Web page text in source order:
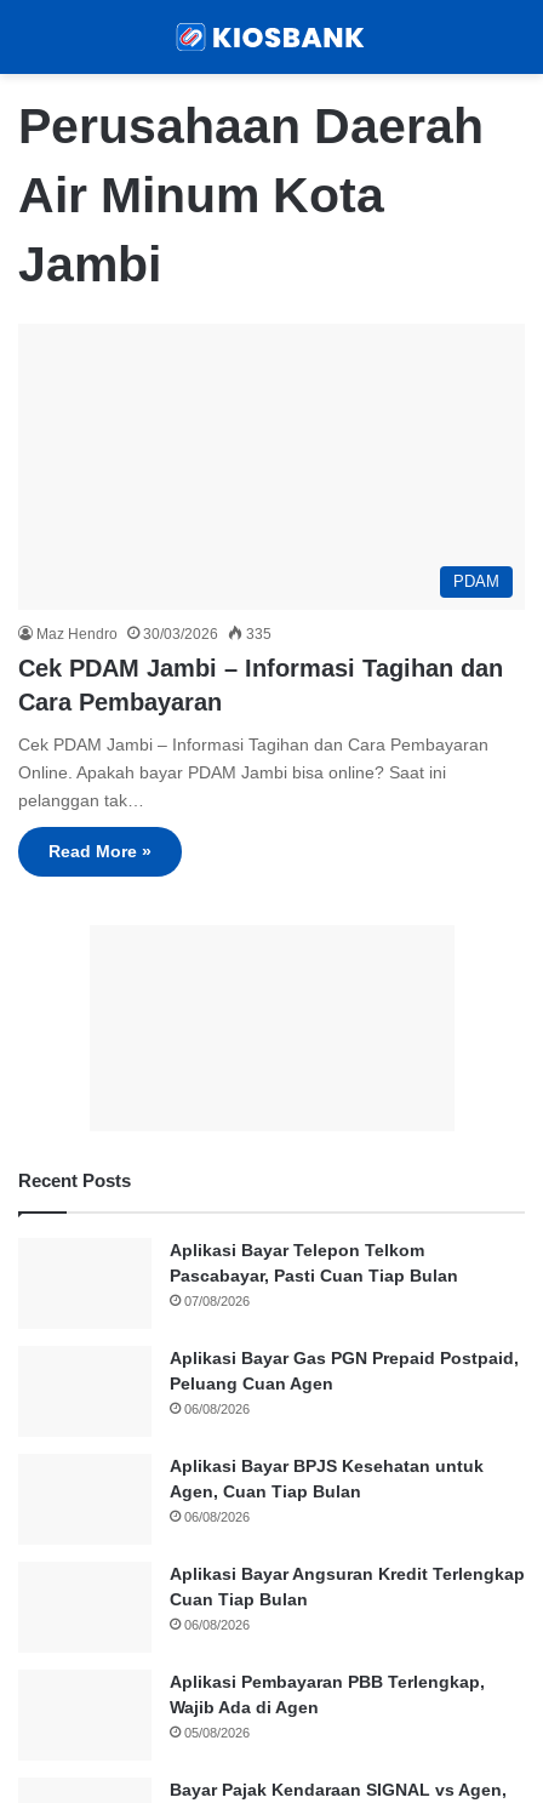
Perusahaan Daerah
Air Minum Kota
Jambi
PDAM
Maz Hendro 30/03/2026 335
Cek PDAM Jambi – Informasi Tagihan dan
Cara Pembayaran
Cek PDAM Jambi – Informasi Tagihan dan Cara Pembayaran
Online. Apakah bayar PDAM Jambi bisa online? Saat ini
pelanggan tak…
Read More »
Recent Posts
Aplikasi Bayar Telepon Telkom
Pascabayar, Pasti Cuan Tiap Bulan
07/08/2026
Aplikasi Bayar Gas PGN Prepaid Postpaid,
Peluang Cuan Agen
06/08/2026
Aplikasi Bayar BPJS Kesehatan untuk
Agen, Cuan Tiap Bulan
06/08/2026
Aplikasi Bayar Angsuran Kredit Terlengkap
Cuan Tiap Bulan
06/08/2026
Aplikasi Pembayaran PBB Terlengkap,
Wajib Ada di Agen
05/08/2026
Bayar Pajak Kendaraan SIGNAL vs Agen,